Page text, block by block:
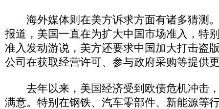
海外媒体则在美方诉求方面有诸多猜测
报道，美国一直在为扩大中国市场准入，特
准入发动游说，美方还要求中国加大打击盗
公司在获取经营许可、参与政府采购等提供
去年以来，美国经济受到欧债危机冲击
满意。特别在钢铁、汽车零部件、新能源等